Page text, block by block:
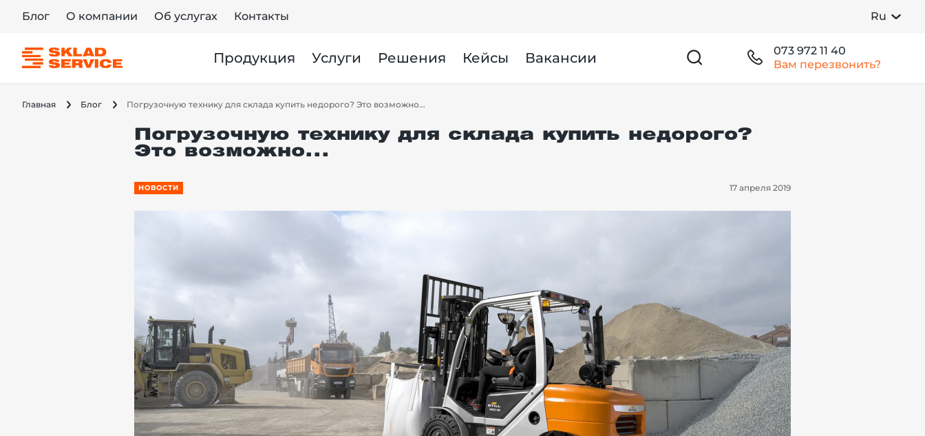
Блог О компании Об услугах Контакты Ru
Продукция Услуги Решения Кейсы Вакансии
073 972 11 40
Вам перезвонить?
Главная Блог Погрузочную технику для склада купить недорого? Это возможно...
Погрузочную технику для склада купить недорого?
Это возможно...
НОВОСТИ 17 апреля 2019